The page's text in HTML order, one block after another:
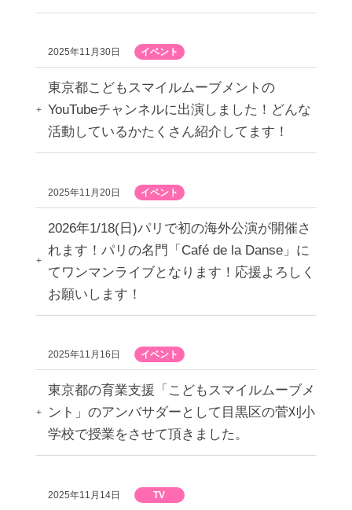
2025年11月30日 イベント
東京都こどもスマイルムーブメントの
YouTubeチャンネルに出演しました！どんな
活動しているかたくさん紹介してます！
2025年11月20日 イベント
2026年1/18(日)パリで初の海外公演が開催さ
れます！パリの名門「Café de la Danse」に
てワンマンライブとなります！応援よろしく
お願いします！
2025年11月16日 イベント
東京都の育業支援「こどもスマイルムーブメ
ント」のアンバサダーとして目黒区の菅刈小
学校で授業をさせて頂きました。
2025年11月14日 TV